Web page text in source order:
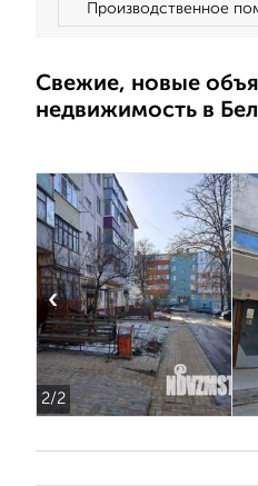
Производственное
Свежие, новые
недвижимость в
2/2
‹